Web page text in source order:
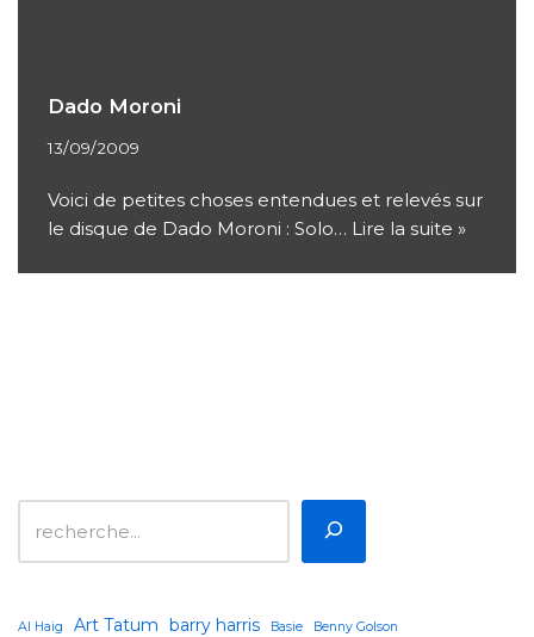
Dado Moroni
13/09/2009
Voici de petites choses entendues et relevés sur
le disque de Dado Moroni : Solo… Lire la suite »
Al Haig Art Tatum barry harris Basie Benny Golson